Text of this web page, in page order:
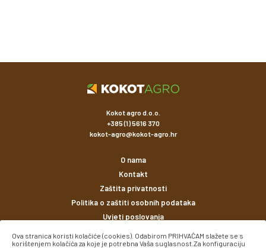
Kokot agro d.o.o.
+385 (1) 5616 370
kokot-agro@kokot-agro.hr
O nama
Kontakt
Zaštita privatnosti
Politika o zaštiti osobnih podataka
Uvjeti poslovanja
Načini plaćanja
Ova stranica koristi kolačiće (cookies). Odabirom PRIHVAĆAM slažete se s
korištenjem kolačića za koje je potrebna Vaša suglasnost.Za konfiguraciju